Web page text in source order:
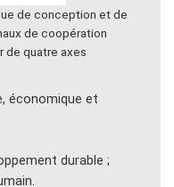
de conception et de
de coopération
de quatre axes
économique et
durable ;